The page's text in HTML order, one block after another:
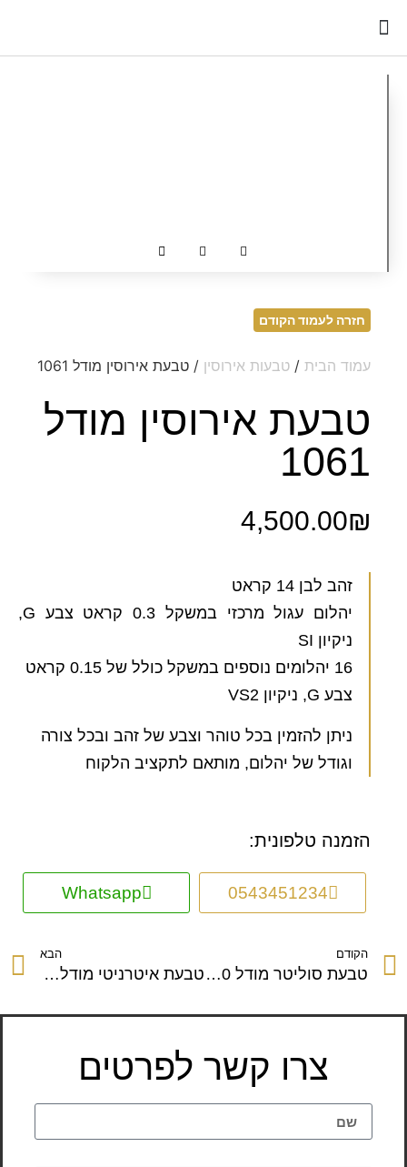
חזרה לעמוד הקודם
עמוד הבית / טבעות אירוסין / טבעת אירוסין מודל 1061
טבעת אירוסין מודל
1061
4,500.00₪
זהב לבן 14 קראט
יהלום עגול מרכזי במשקל 0.3 קראט צבע G,
ניקיון SI
16 יהלומים נוספים במשקל כולל של 0.15 קראט
צבע G, ניקיון VS2
ניתן להזמין בכל טוהר וצבע של זהב ובכל צורה
וגודל של יהלום, מותאם לתקציב הלקוח
הזמנה טלפונית:
0543451234
Whatsapp
הקודם
טבעת סוליטר מודל 1060
הבא
טבעת איטרניטי מודל 1066
צרו קשר לפרטים